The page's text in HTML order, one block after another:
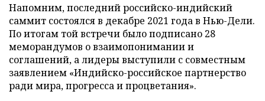
Напомним, последний российско-индийский
саммит состоялся в декабре 2021 года в Нью-Дели.
По итогам той встречи было подписано 28
меморандумов о взаимопонимании и
соглашений, а лидеры выступили с совместным
заявлением «Индийско-российское партнерство
ради мира, прогресса и процветания».